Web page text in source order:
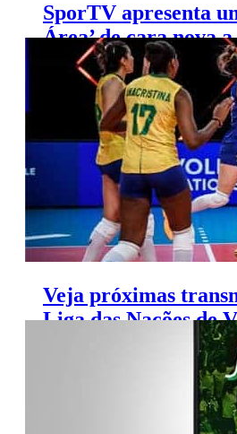
SporTV apresenta
Área’ de cara nova
terça
Veja próximas
Liga das Nações de